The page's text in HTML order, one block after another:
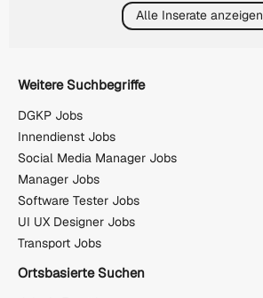
Alle Inserate anzeigen
Weitere Suchbegriffe
DGKP Jobs
Innendienst Jobs
Social Media Manager Jobs
Manager Jobs
Software Tester Jobs
UI UX Designer Jobs
Transport Jobs
Ortsbasierte Suchen